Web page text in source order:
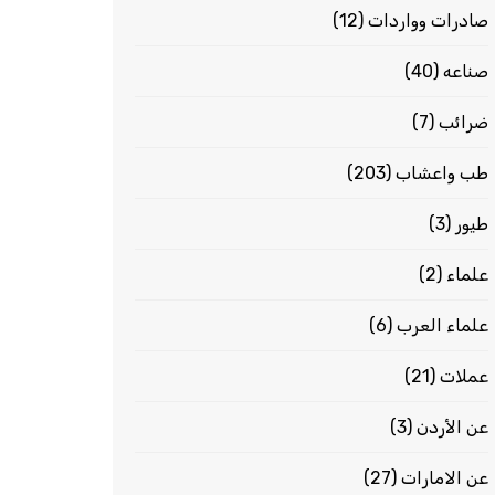
صادرات وواردات (12)
صناعه (40)
ضرائب (7)
طب واعشاب (203)
طيور (3)
علماء (2)
علماء العرب (6)
عملات (21)
عن الأردن (3)
عن الامارات (27)